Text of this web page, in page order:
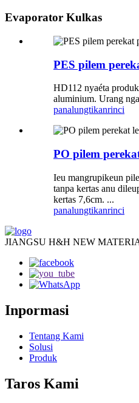
Evaporator Kulkas
PES pilem
HD112 nyaéta
aluminium. Urang
panalungtikanrinci
PO pilem
Ieu mangrupikeun
tanpa kertas anu
kertas 7,6cm. ...
panalungtikanrinci
JIANGSU H&H NEW
Inpormasi
Tentang Kami
Solusi
Produk
Taros Kami